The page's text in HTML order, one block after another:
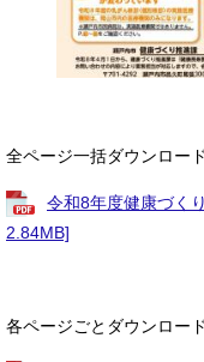
全ページ一括ダウンロー
令和8年度健康づく
2.84MB]
各ページごとダウンロー